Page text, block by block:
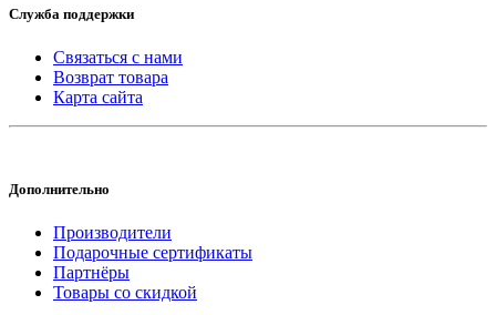
Служба поддержки
Связаться с нами
Возврат товара
Карта сайта
Дополнительно
Производители
Подарочные сертификаты
Партнёры
Товары со скидкой